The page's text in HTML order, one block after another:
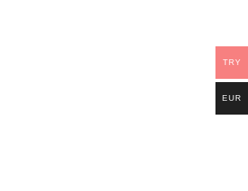
TRY
EUR